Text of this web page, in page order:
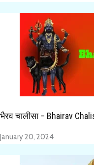
भैरव चालीसा – Bhairav
January 20, 2024